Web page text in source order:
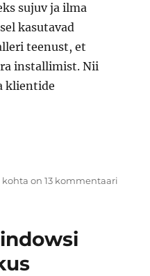
sujuv ja ilma
kasutavad
teenust, et
installimist. Nii
klientide
msiexec.exe
kohta on 13 kommentaari